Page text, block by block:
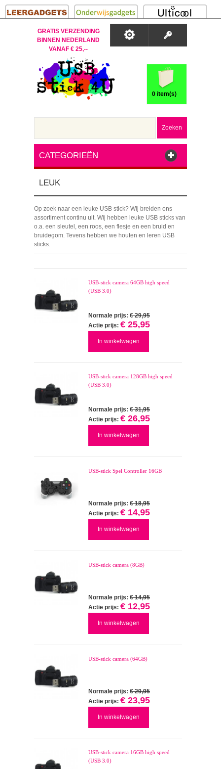
GRATIS VERZENDING
BINNEN NEDERLAND
VANAF € 25,--
0 item(s)
Zoeken
CATEGORIEËN
LEUK
Op zoek naar een leuke USB stick? Wij breiden ons
assortiment continu uit. Wij hebben leuke USB sticks van
o.a. een sleutel, een roos, een flesje en een bruid en
bruidegom. Tevens hebben we houten en leren USB
sticks.
USB-stick camera 64GB high speed
(USB 3.0)
Normale prijs: € 29,95
Actie prijs: € 25,95
In winkelwagen
USB-stick camera 128GB high speed
(USB 3.0)
Normale prijs: € 31,95
Actie prijs: € 26,95
In winkelwagen
USB-stick Spel Controller 16GB
Normale prijs: € 18,95
Actie prijs: € 14,95
In winkelwagen
USB-stick camera (8GB)
Normale prijs: € 14,95
Actie prijs: € 12,95
In winkelwagen
USB-stick camera (64GB)
Normale prijs: € 29,95
Actie prijs: € 23,95
In winkelwagen
USB-stick camera 16GB high speed
(USB 3.0)